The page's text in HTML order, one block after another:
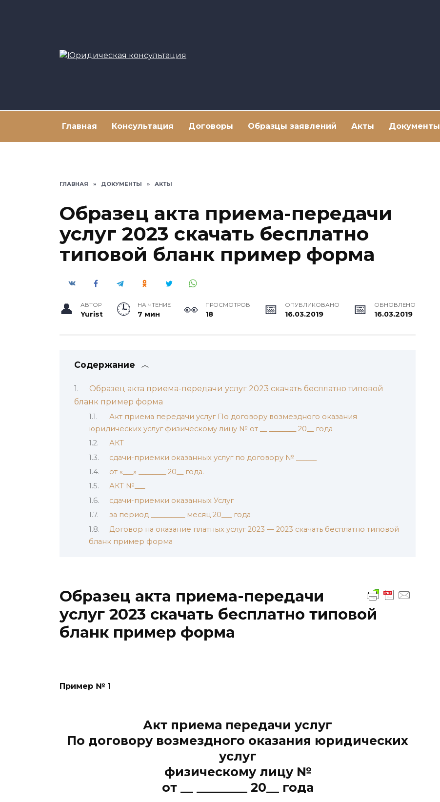
Главная Консультация Договоры Образцы заявлений Акты Документы
ГЛАВНАЯ » ДОКУМЕНТЫ » АКТЫ
Образец акта приема-передачи
услуг 2023 скачать бесплатно
типовой бланк пример форма
АВТОР
Yurist
НА ЧТЕНИЕ
7 мин
ПРОСМОТРОВ
18
ОПУБЛИКОВАНО
16.03.2019
ОБНОВЛЕНО
16.03.2019
Содержание
Образец акта приема-передачи услуг 2023 скачать бесплатно типовой
бланк пример форма
Акт приема передачи услуг По договору возмездного оказания
юридических услуг физическому лицу № от __ ________ 20__ года
АКТ
сдачи-приемки оказанных услуг по договору № ______
от «___» ________ 20__ года.
АКТ №___
сдачи-приемки оказанных Услуг
за период __________ месяц 20___ года
Договор на оказание платных услуг 2023 — 2023 скачать бесплатно типовой
бланк пример форма
Образец акта приема-передачи
услуг 2023 скачать бесплатно типовой
бланк пример форма
Пример № 1
Акт приема передачи услуг
По договору возмездного оказания юридических
услуг
физическому лицу №
от __ ________ 20__ года